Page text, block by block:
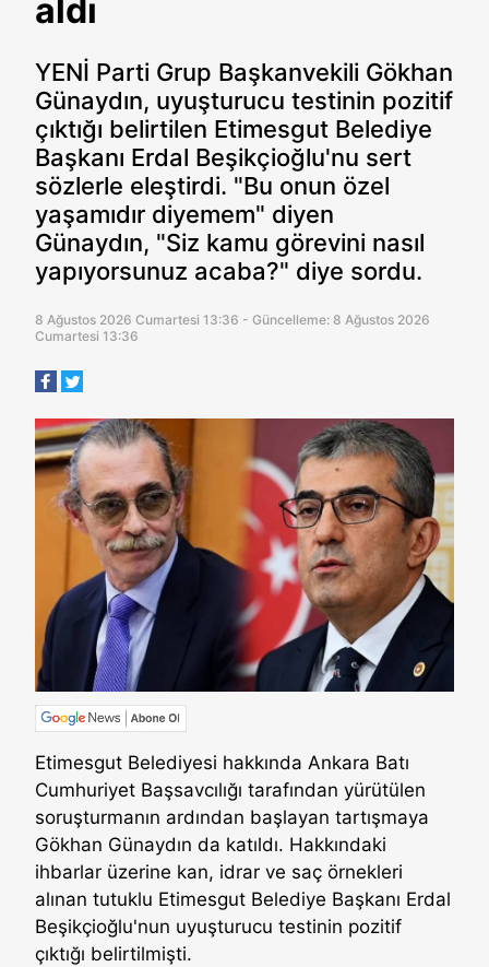
aldı
YENİ Parti Grup Başkanvekili Gökhan
Günaydın, uyuşturucu testinin pozitif
çıktığı belirtilen Etimesgut Belediye
Başkanı Erdal Beşikçioğlu'nu sert
sözlerle eleştirdi. "Bu onun özel
yaşamıdır diyemem" diyen
Günaydın, "Siz kamu görevini nasıl
yapıyorsunuz acaba?" diye sordu.
8 Ağustos 2026 Cumartesi 13:36 - Güncelleme: 8 Ağustos 2026
Cumartesi 13:36
Etimesgut Belediyesi hakkında Ankara Batı
Cumhuriyet Başsavcılığı tarafından yürütülen
soruşturmanın ardından başlayan tartışmaya
Gökhan Günaydın da katıldı. Hakkındaki
ihbarlar üzerine kan, idrar ve saç örnekleri
alınan tutuklu Etimesgut Belediye Başkanı Erdal
Beşikçioğlu'nun uyuşturucu testinin pozitif
çıktığı belirtilmişti.